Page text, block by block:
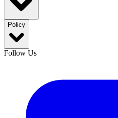
Policy
Follow Us